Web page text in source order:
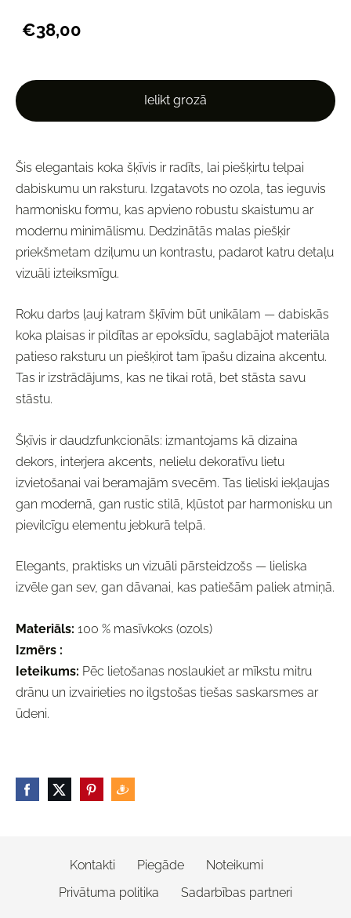
€38,00
Ielikt grozā
Šis elegantais koka šķīvis ir radīts, lai piešķirtu telpai
dabiskumu un raksturu. Izgatavots no ozola, tas ieguvis
harmonisku formu, kas apvieno robustu skaistumu ar
modernu minimālismu. Dedzinātās malas piešķir
priekšmetam dziļumu un kontrastu, padarot katru detaļu
vizuāli izteiksmīgu.
Roku darbs ļauj katram šķīvim būt unikālam — dabiskās
koka plaisas ir pildītas ar epoksīdu, saglabājot materiāla
patieso raksturu un piešķirot tam īpašu dizaina akcentu.
Tas ir izstrādājums, kas ne tikai rotā, bet stāsta savu
stāstu.
Šķīvis ir daudzfunkcionāls: izmantojams kā dizaina
dekors, interjera akcents, nelielu dekoratīvu lietu
izvietošanai vai beramajām svecēm. Tas lieliski iekļaujas
gan modernā, gan rustic stilā, kļūstot par harmonisku un
pievilcīgu elementu jebkurā telpā.
Elegants, praktisks un vizuāli pārsteidzošs — lieliska
izvēle gan sev, gan dāvanai, kas patiešām paliek atmiņā.
Materiāls: 100 % masīvkoks (ozols)
Izmērs :
Ieteikums: Pēc lietošanas noslaukiet ar mīkstu mitru
drānu un izvairieties no ilgstošas tiešas saskarsmes ar
ūdeni.
Kontakti Piegāde
Noteikumi
Privātuma politika
Sadarbības partneri